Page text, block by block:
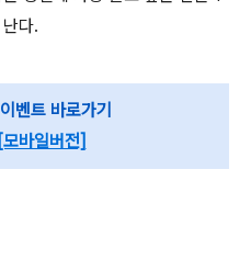
다.
벤트 바로가기
[모바일버전]